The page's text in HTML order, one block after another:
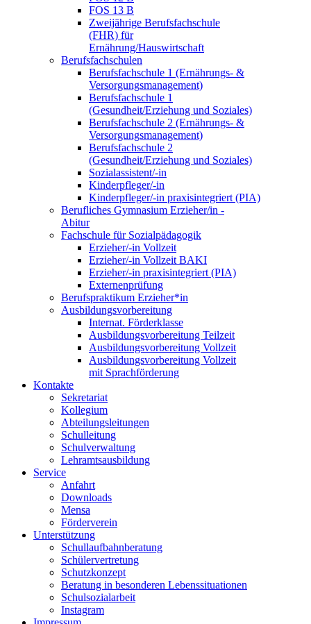
FOS 13 B
Zweijährige Berufsfachschule
(FHR) für
Ernährung/Hauswirtschaft
Berufsfachschulen
Berufsfachschule 1 (Ernährungs- &
Versorgungsmanagement)
Berufsfachschule 1
(Gesundheit/Erziehung und Soziales)
Berufsfachschule 2 (Ernährungs- &
Versorgungsmanagement)
Berufsfachschule 2
(Gesundheit/Erziehung und Soziales)
Sozialassistent/-in
Kinderpfleger/-in
Kinderpfleger/-in praxisintegriert (PIA)
Berufliches Gymnasium Erzieher/in -
Abitur
Fachschule für Sozialpädagogik
Erzieher/-in Vollzeit
Erzieher/-in Vollzeit BAKI
Erzieher/-in praxisintegriert (PIA)
Externenprüfung
Berufspraktikum Erzieher*in
Ausbildungsvorbereitung
Internat. Förderklasse
Ausbildungsvorbereitung Teilzeit
Ausbildungsvorbereitung Vollzeit
Ausbildungsvorbereitung Vollzeit
mit Sprachförderung
Kontakte
Sekretariat
Kollegium
Abteilungsleitungen
Schulleitung
Schulverwaltung
Lehramtsausbildung
Service
Anfahrt
Downloads
Mensa
Förderverein
Unterstützung
Schullaufbahnberatung
Schülervertretung
Schutzkonzept
Beratung in besonderen Lebenssituationen
Schulsozialarbeit
Instagram